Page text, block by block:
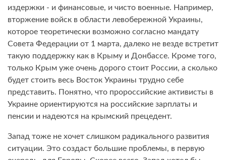
издержки - и финансовые, и чисто военные. Например,
вторжение войск в области левобережной Украины,
которое теоретически возможно согласно мандату
Совета Федерации от 1 марта, далеко не везде встретит
такую поддержку как в Крыму и Донбассе. Кроме того,
только Крым уже очень дорого стоит России, а сколько
будет стоить весь Восток Украины трудно себе
представить. Понятно, что пророссийские активисты в
Украине ориентируются на российские зарплаты и
пенсии и надеются на крымский прецедент.
Запад тоже не хочет слишком радикального развития
ситуации. Это создаст большие проблемы, в первую